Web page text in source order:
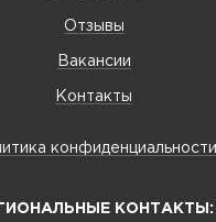
Отзывы
Вакансии
Контакты
конфиденциальности
КОНТАКТЫ: